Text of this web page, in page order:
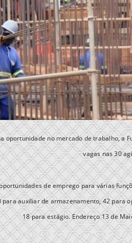
oportunidade no mercado de trabalho, a
vagas nas 30
de emprego para várias
auxiliar de armazenamento, 42 para
18 para estágio. Endereço 13 de